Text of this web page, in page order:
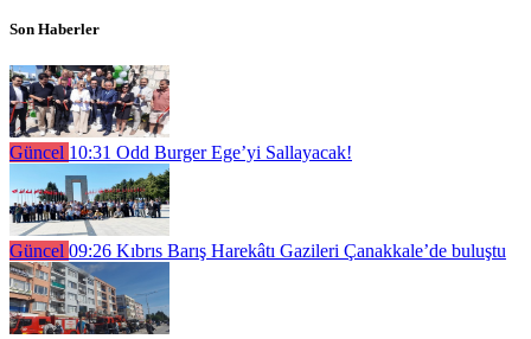
Son Haberler
Güncel 10:31 Odd Burger Ege’yi Sallayacak!
Güncel 09:26 Kıbrıs Barış Harekâtı Gazileri Çanakkale’de buluştu